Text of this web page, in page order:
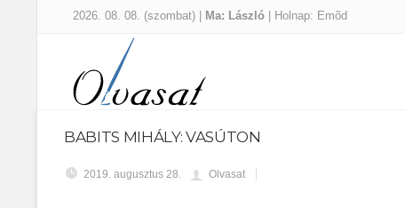
2026. 08. 08. (szombat) | Ma: László | Holnap: Emõd
BABITS MIHÁLY: VASÚTON
2019. augusztus 28. Olvasat